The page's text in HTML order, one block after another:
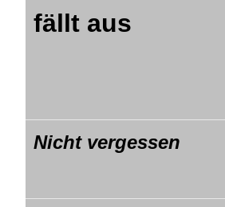
fällt aus
Nicht vergessen